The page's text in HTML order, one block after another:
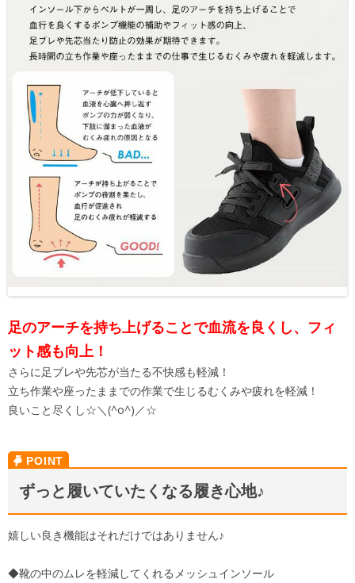
足のアーチを持ち上げることで血流を良くし、フィ
ット感も向上！
さらに足ブレや先芯が当たる不快感も軽減！
立ち作業や座ったままでの作業で生じるむくみや疲れを軽減！
良いこと尽くし☆＼(^o^)／☆
ずっと履いていたくなる履き心地♪
嬉しい良き機能はそれだけではありません♪
◆靴の中のムレを軽減してくれるメッシュインソール